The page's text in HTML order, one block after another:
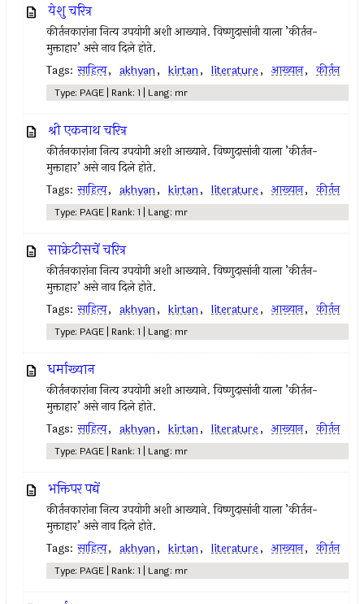
येशु चरित्र
कीर्तनकारांना नित्य उपयोगी अशी आख्याने. विष्णुदासांनी याला ’कीर्तन-
मुक्ताहार’ असे नाव दिले होते.
Tags: साहित्य, akhyan, kirtan, literature, आख्यान, कीर्तन
Type: PAGE | Rank: 1 | Lang: mr
श्री एकनाथ चरित्र
कीर्तनकारांना नित्य उपयोगी अशी आख्याने. विष्णुदासांनी याला ’कीर्तन-
मुक्ताहार’ असे नाव दिले होते.
Tags: साहित्य, akhyan, kirtan, literature, आख्यान, कीर्तन
Type: PAGE | Rank: 1 | Lang: mr
साक्रेटीसचें चरित्र
कीर्तनकारांना नित्य उपयोगी अशी आख्याने. विष्णुदासांनी याला ’कीर्तन-
मुक्ताहार’ असे नाव दिले होते.
Tags: साहित्य, akhyan, kirtan, literature, आख्यान, कीर्तन
Type: PAGE | Rank: 1 | Lang: mr
धर्माख्यान
कीर्तनकारांना नित्य उपयोगी अशी आख्याने. विष्णुदासांनी याला ’कीर्तन-
मुक्ताहार’ असे नाव दिले होते.
Tags: साहित्य, akhyan, kirtan, literature, आख्यान, कीर्तन
Type: PAGE | Rank: 1 | Lang: mr
भक्तिपर पद्यें
कीर्तनकारांना नित्य उपयोगी अशी आख्याने. विष्णुदासांनी याला ’कीर्तन-
मुक्ताहार’ असे नाव दिले होते.
Tags: साहित्य, akhyan, kirtan, literature, आख्यान, कीर्तन
Type: PAGE | Rank: 1 | Lang: mr